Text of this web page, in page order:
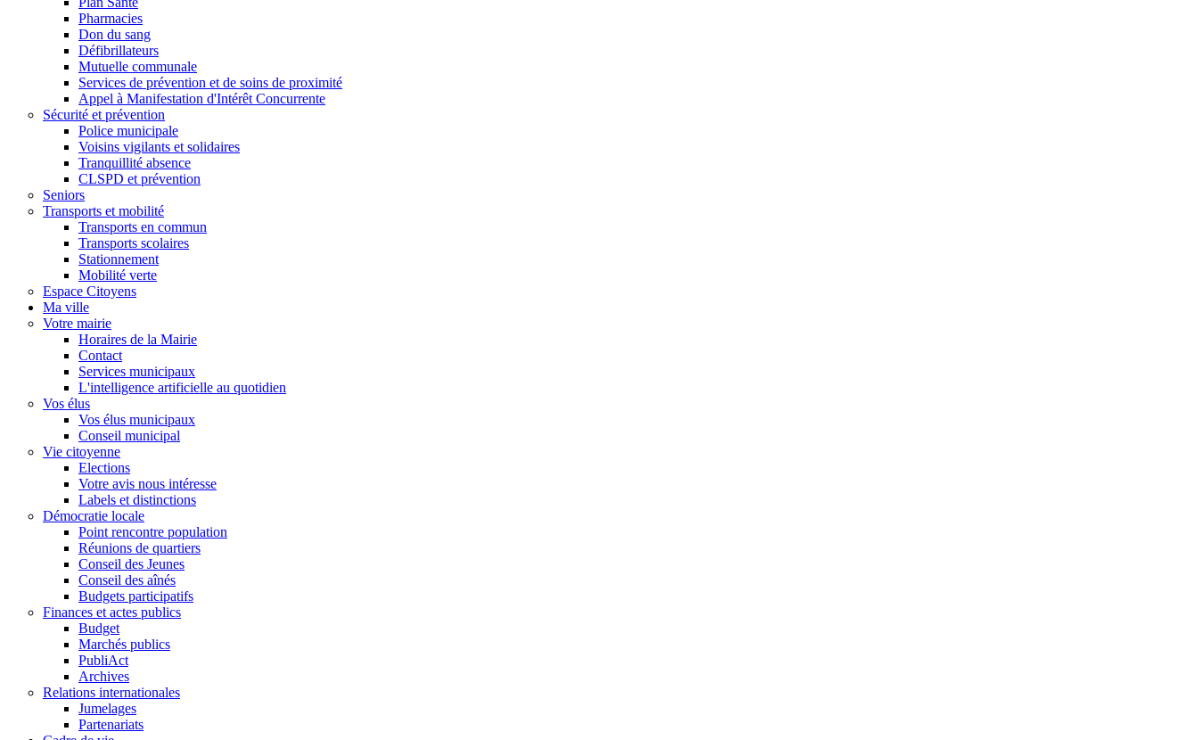
Pharmacies
Don du sang
Défibrillateurs
Mutuelle communale
Services de prévention et de soins de proximité
Appel à Manifestation d'Intérêt Concurrente
Sécurité et prévention
Police municipale
Voisins vigilants et solidaires
Tranquillité absence
CLSPD et prévention
Seniors
Transports et mobilité
Transports en commun
Transports scolaires
Stationnement
Mobilité verte
Espace Citoyens
Ma ville
Votre mairie
Horaires de la Mairie
Contact
Services municipaux
L'intelligence artificielle au quotidien
Vos élus
Vos élus municipaux
Conseil municipal
Vie citoyenne
Elections
Votre avis nous intéresse
Labels et distinctions
Démocratie locale
Point rencontre population
Réunions de quartiers
Conseil des Jeunes
Conseil des aînés
Budgets participatifs
Finances et actes publics
Budget
Marchés publics
PubliAct
Archives
Relations internationales
Jumelages
Partenariats